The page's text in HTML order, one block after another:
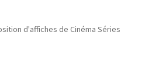
menu
Expand
d'affiches de Cinéma Séries